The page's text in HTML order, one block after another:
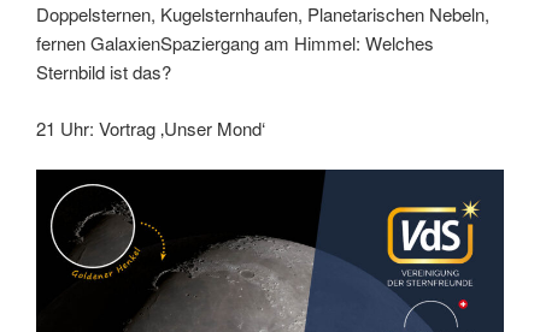
Doppelsternen, Kugelsternhaufen, Planetarischen Nebeln,
fernen GalaxienSpaziergang am Himmel: Welches
Sternbild ist das?
21 Uhr: Vortrag ‚Unser Mond‘